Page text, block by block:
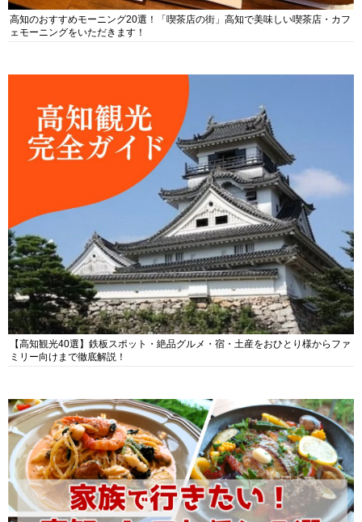
高知のおすすめモーニング20選！「喫茶店の街」高知で美味しい喫茶店・カフ
ェモーニングをいただきます！
【高知観光40選】鉄板スポット・絶品グルメ・宿・土産をおひとり様からファ
ミリー向けまで徹底解説！